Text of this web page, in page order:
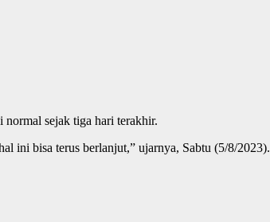
normal sejak tiga hari terakhir.
ini bisa terus berlanjut,” ujarnya, Sabtu (5/8/2023).